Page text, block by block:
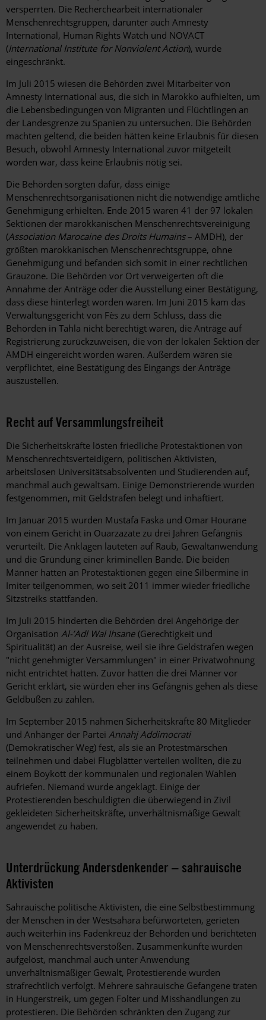
versperrten. Die Recherchearbeit internationaler
Menschenrechtsgruppen, darunter auch Amnesty
International, Human Rights Watch und NOVACT
(International Institute for Nonviolent Action), wurde
eingeschränkt.
Im Juli 2015 wiesen die Behörden zwei Mitarbeiter von
Amnesty International aus, die sich in Marokko aufhielten, um
die Lebensbedingungen von Migranten und Flüchtlingen an
der Landesgrenze zu Spanien zu untersuchen. Die Behörden
machten geltend, die beiden hätten keine Erlaubnis für diesen
Besuch, obwohl Amnesty International zuvor mitgeteilt
worden war, dass keine Erlaubnis nötig sei.
Die Behörden sorgten dafür, dass einige
Menschenrechtsorganisationen nicht die notwendige amtliche
Genehmigung erhielten. Ende 2015 waren 41 der 97 lokalen
Sektionen der marokkanischen Menschenrechtsvereinigung
(Association Marocaine des Droits Humains– AMDH), der
größten marokkanischen Menschenrechtsgruppe, ohne
Genehmigung und befanden sich somit in einer rechtlichen
Grauzone. Die Behörden vor Ort verweigerten oft die
Annahme der Anträge oder die Ausstellung einer Bestätigung,
dass diese hinterlegt worden waren. Im Juni 2015 kam das
Verwaltungsgericht von Fès zu dem Schluss, dass die
Behörden in Tahla nicht berechtigt waren, die Anträge auf
Registrierung zurückzuweisen, die von der lokalen Sektion der
AMDH eingereicht worden waren. Außerdem wären sie
verpflichtet, eine Bestätigung des Eingangs der Anträge
auszustellen.
Recht auf Versammlungsfreiheit
Die Sicherheitskräfte lösten friedliche Protestaktionen von
Menschenrechtsverteidigern, politischen Aktivisten,
arbeitslosen Universitätsabsolventen und Studierenden auf,
manchmal auch gewaltsam. Einige Demonstrierende wurden
festgenommen, mit Geldstrafen belegt und inhaftiert.
Im Januar 2015 wurden Mustafa Faska und Omar Hourane
von einem Gericht in Ouarzazate zu drei Jahren Gefängnis
verurteilt. Die Anklagen lauteten auf Raub, Gewaltanwendung
und die Gründung einer kriminellen Bande. Die beiden
Männer hatten an Protestaktionen gegen eine Silbermine in
Imiter teilgenommen, wo seit 2011 immer wieder friedliche
Sitzstreiks stattfanden.
Im Juli 2015 hinderten die Behörden drei Angehörige der
Organisation Al-’Adl Wal Ihsane (Gerechtigkeit und
Spiritualität) an der Ausreise, weil sie ihre Geldstrafen wegen
"nicht genehmigter Versammlungen" in einer Privatwohnung
nicht entrichtet hatten. Zuvor hatten die drei Männer vor
Gericht erklärt, sie würden eher ins Gefängnis gehen als diese
Geldbußen zu zahlen.
Im September 2015 nahmen Sicherheitskräfte 80 Mitglieder
und Anhänger der Partei Annahj Addimocrati
(Demokratischer Weg) fest, als sie an Protestmärschen
teilnehmen und dabei Flugblätter verteilen wollten, die zu
einem Boykott der kommunalen und regionalen Wahlen
aufriefen. Niemand wurde angeklagt. Einige der
Protestierenden beschuldigten die überwiegend in Zivil
gekleideten Sicherheitskräfte, unverhältnismäßige Gewalt
angewendet zu haben.
Unterdrückung Andersdenkender – sahrauische
Aktivisten
Sahrauische politische Aktivisten, die eine Selbstbestimmung
der Menschen in der Westsahara befürworteten, gerieten
auch weiterhin ins Fadenkreuz der Behörden und berichteten
von Menschenrechtsverstößen. Zusammenkünfte wurden
aufgelöst, manchmal auch unter Anwendung
unverhältnismäßiger Gewalt, Protestierende wurden
strafrechtlich verfolgt. Mehrere sahrauische Gefangene traten
in Hungerstreik, um gegen Folter und Misshandlungen zu
protestieren. Die Behörden schränkten den Zugang zur